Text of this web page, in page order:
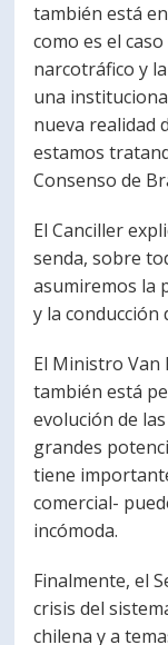
también está
como es el
narcotráfico y
una
nueva realidad
estamos
Consenso de
El Canciller
senda, sobre
asumiremos la
y la conducción
El Ministro Van
también está
evolución de
grandes
tiene
comercial-
incómoda.
Finalmente, el
crisis del
chilena y a